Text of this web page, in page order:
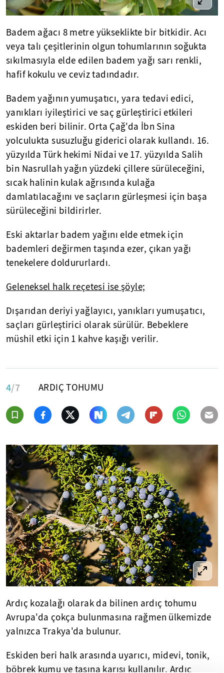
Badem ağacı 8 metre yükseklikte bir bitkidir. Acı
veya talı çeşitlerinin olgun tohumlarının soğukta
sıkılmasıyla elde edilen badem yağı sarı renkli,
hafif kokulu ve ceviz tadındadır.
Badem yağının yumuşatıcı, yara tedavi edici,
yanıkları iyileştirici ve saç gürleştirici etkileri
eskiden beri bilinir. Orta Çağ'da İbn Sina
yolculukta susuzluğu giderici olarak kullandı. 16.
yüzyılda Türk hekimi Nidai ve 17. yüzyılda Salih
bin Nasrullah yağın yüzdeki çillere sürüleceğini,
sıcak halinin kulak ağrısında kulağa
damlatılacağını ve saçların gürleşmesi için başa
sürüleceğini bildirirler.
Eski aktarlar badem yağını elde etmek için
bademleri değirmen taşında ezer, çıkan yağı
tenekelere doldururlardı.
Geleneksel halk reçetesi ise şöyle;
Dışarıdan deriyi yağlayıcı, yanıkları yumuşatıcı,
saçları gürleştirici olarak sürülür. Bebeklere
müshil etki için 1 kahve kaşığı verilir.
4/7 ARDIÇ TOHUMU
Ardıç kozalağı olarak da bilinen ardıç tohumu
Avrupa'da çokça bulunmasına rağmen ülkemizde
yalnızca Trakya'da bulunur.
Eskiden beri halk arasında uyarıcı, midevi, tonik,
böbrek kumu ve taşına karışı kullanılır. Ardıç